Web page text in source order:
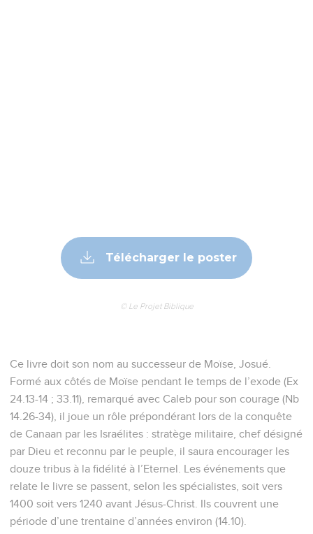
Télécharger le poster
© Le Projet Biblique
Ce livre doit son nom au successeur de Moïse, Josué.
Formé aux côtés de Moïse pendant le temps de l’exode (Ex
24.13-14 ; 33.11), remarqué avec Caleb pour son courage (Nb
14.26-34), il joue un rôle prépondérant lors de la conquête
de Canaan par les Israélites : stratège militaire, chef désigné
par Dieu et reconnu par le peuple, il saura encourager les
douze tribus à la fidélité à l’Eternel. Les événements que
relate le livre se passent, selon les spécialistes, soit vers
1400 soit vers 1240 avant Jésus-Christ. Ils couvrent une
période d’une trentaine d’années environ (14.10).